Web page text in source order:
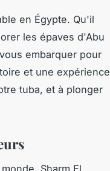
en Égypte. Qu'il
les épaves d'Abu
embarquer pour
et une expérience
tuba, et à plonger
Sharm El